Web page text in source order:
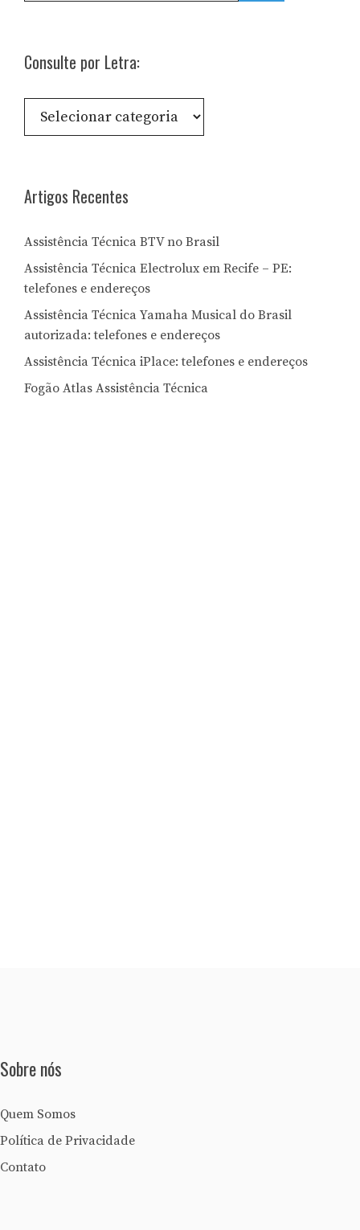
Consulte por Letra:
Consulte
Artigos Recentes
Assistência Técnica BTV no Brasil
Assistência Técnica Electrolux em Recife – PE:
telefones e endereços
Assistência Técnica Yamaha Musical do Brasil
autorizada: telefones e endereços
Assistência Técnica iPlace: telefones e endereços
Fogão Atlas Assistência Técnica
Sobre nós
Quem Somos
Política de Privacidade
Contato